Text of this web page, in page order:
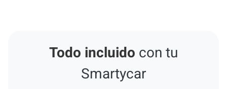
Todo incluido con tu
Smartycar